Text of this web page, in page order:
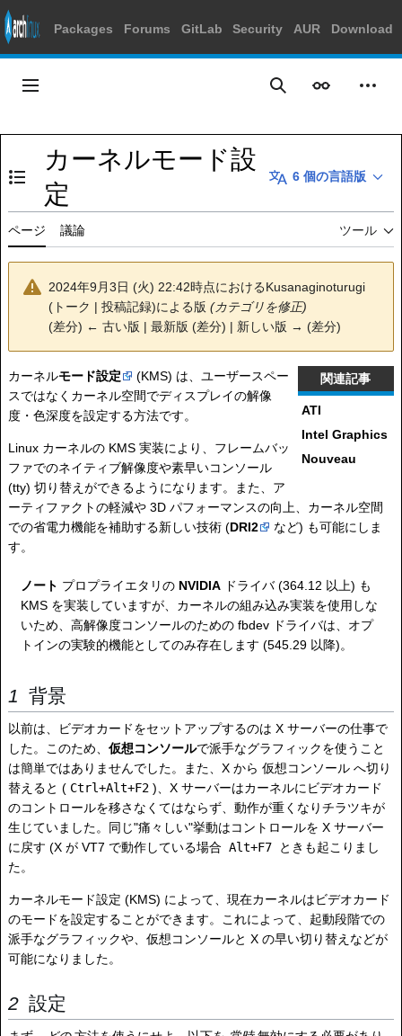
Packages Forums GitLab Security AUR Download
ス
ッ
プ
メインメニュー 検索 表示 個人
目次の表示・非表示を切り替え
カーネルモード設
定
6 個の言語版
ページ 議論 ツール
2024年9月3日 (火) 22:42時点におけるKusanaginoturugi
( トーク | 投稿記録)による版 (カテゴリを修正)
(差分) ← 古い版 | 最新版 (差分) | 新しい版 → (差分)
関連記事
ATI
Intel Graphics
Nouveau
カーネルモード設定
(KMS) は、ユーザースペー
スではなくカーネル空間でディスプレイの解像
度・色深度を設定する方法です。
Linux カーネルの KMS 実装により、フレームバッ
ファでのネイティブ解像度や素早いコンソール
(tty) 切り替えができるようになります。また、ア
ーティファクトの軽減や 3D パフォーマンスの向上、カーネル空間
での省電力機能を補助する新しい技術 (DRI2
など) も可能にしま
す。
ノート プロプライエタリの NVIDIA ドライバ (364.12 以上) も
KMS を実装していますが、カーネルの組み込み実装を使用しな
いため、高解像度コンソールのための fbdev ドライバは、オプ
トインの実験的機能としてのみ存在します (545.29 以降)。
背景
以前は、ビデオカードをセットアップするのは X サーバーの仕事で
した。このため、 仮想コンソールで派手なグラフィックを使うこと
は簡単ではありませんでした。また、X から 仮想コンソール へ切り
替えると ( Ctrl+Alt+F2 )、X サーバーはカーネルにビデオカード
のコントロールを移さなくてはならず、動作が重くなりチラツキが
生じていました。同じ"痛々しい"挙動はコントロールを X サーバー
に戻す (X が VT7 で動作している場合 Alt+F7
ときも起こりまし
た。
カーネルモード設定 (KMS) によって、現在カーネルはビデオカード
のモードを設定することができます。これによって、起動段階での
派手なグラフィックや、仮想コンソールと X の早い切り替えなどが
可能になりました。
設定